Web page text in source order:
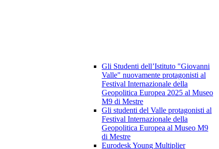
Gli Studenti dell’Istituto "Giovanni
Valle" nuovamente protagonisti al
Festival Internazionale della
Geopolitica Europea 2025 al Museo
M9 di Mestre
Gli studenti del Valle protagonisti al
Festival Internazionale della
Geopolitica Europea al Museo M9
di Mestre
Eurodesk Young Multiplier